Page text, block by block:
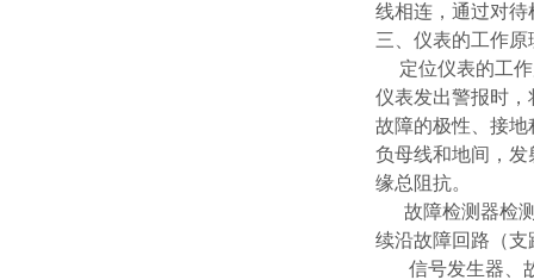
线相连，通过对
三、仪表的工作原
定位仪表的工作
仪表发出警报时
故障的极性、接
负母线和地间，
缘总阻抗。
故障检测器检测
续沿故障回路（
信号发生器、故